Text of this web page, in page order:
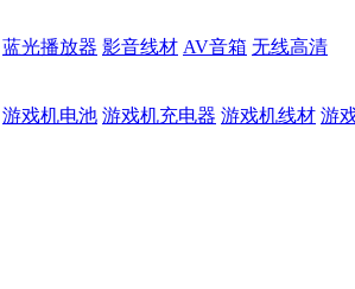
蓝光播放器 影音线材 AV音箱 无线高清
游戏机电池 游戏机充电器 游戏机线材 游